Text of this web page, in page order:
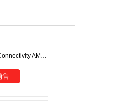
品牌：TE Connectivity AMP Connectors
售